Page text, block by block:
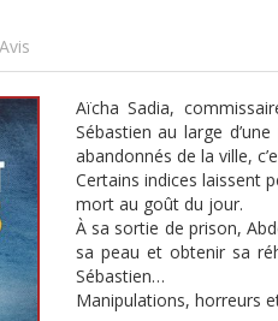
Avis
Aïcha Sadia,
Sébastien au large
abandonnés de la ville,
Certains indices laissent
mort au goût du jour.
À sa sortie de prison,
sa peau et obtenir sa
Sébastien…
Manipulations, horreurs